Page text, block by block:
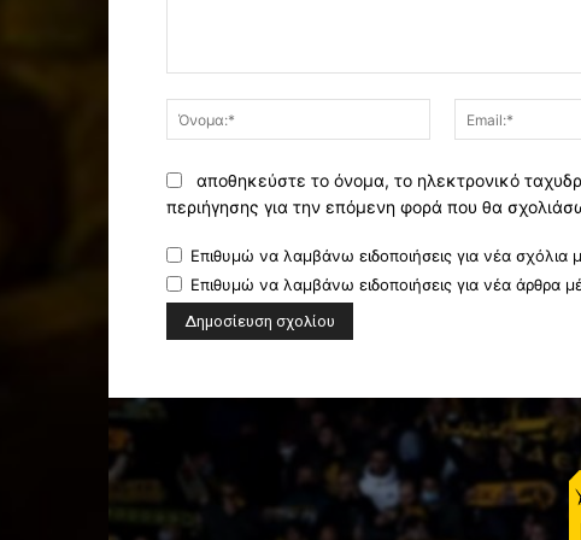
Όνομα:*
αποθηκεύστε το όνομα, το ηλεκτρονικό
περιήγησης για την επόμενη φορά που θα
Επιθυμώ να λαμβάνω ειδοποιήσεις για νέα σχόλια
Επιθυμώ να λαμβάνω ειδοποιήσεις για νέα άρθρα